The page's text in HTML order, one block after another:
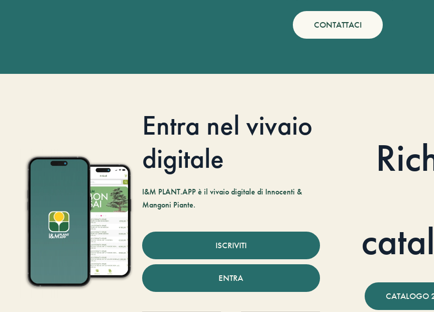
CONTATTACI
Entra nel vivaio
digitale
I&M PLANT.APP è il vivaio digitale di Innocenti &
Mangoni Piante.
ISCRIVITI
ENTRA